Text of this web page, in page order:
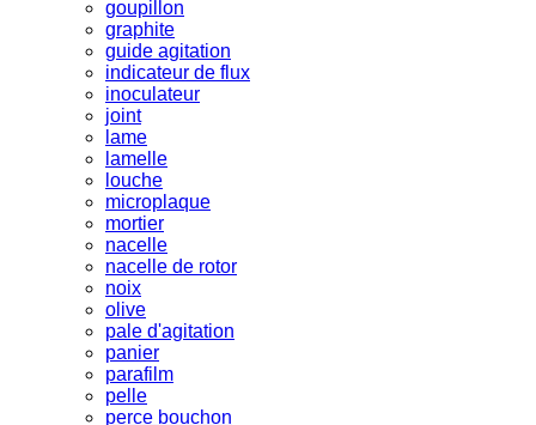
goupillon
graphite
guide agitation
indicateur de flux
inoculateur
joint
lame
lamelle
louche
microplaque
mortier
nacelle
nacelle de rotor
noix
olive
pale d'agitation
panier
parafilm
pelle
perce bouchon